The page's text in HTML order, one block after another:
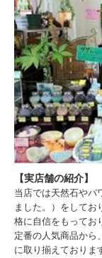
【実店舗の紹介】
当店では天然石やパ
ました。）をしてお
格に自信をもってお
定番の人気商品から
に取り揃えておりま